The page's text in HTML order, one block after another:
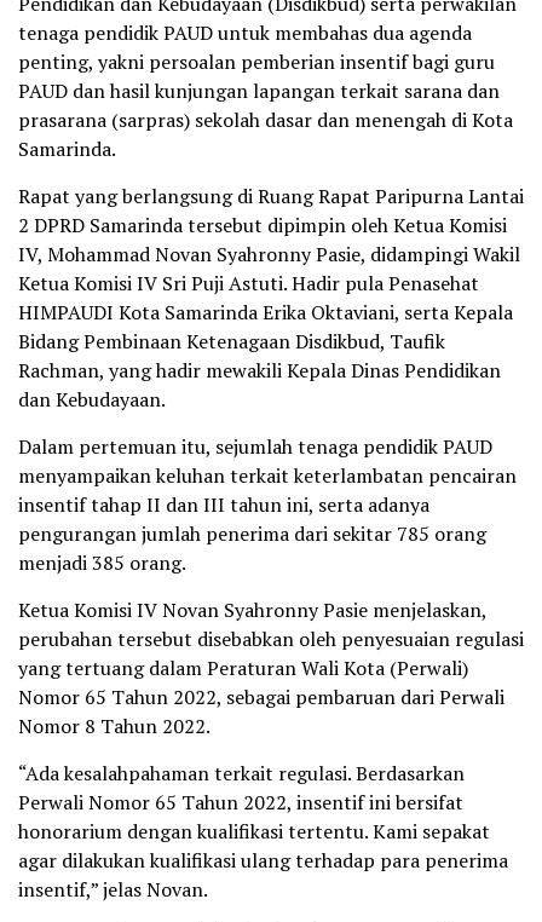
tenaga pendidik PAUD untuk membahas dua agenda
penting, yakni persoalan pemberian insentif bagi guru
PAUD dan hasil kunjungan lapangan terkait sarana dan
prasarana (sarpras) sekolah dasar dan menengah di Kota
Samarinda.
Rapat yang berlangsung di Ruang Rapat Paripurna Lantai
2 DPRD Samarinda tersebut dipimpin oleh Ketua Komisi
IV, Mohammad Novan Syahronny Pasie, didampingi Wakil
Ketua Komisi IV Sri Puji Astuti. Hadir pula Penasehat
HIMPAUDI Kota Samarinda Erika Oktaviani, serta Kepala
Bidang Pembinaan Ketenagaan Disdikbud, Taufik
Rachman, yang hadir mewakili Kepala Dinas Pendidikan
dan Kebudayaan.
Dalam pertemuan itu, sejumlah tenaga pendidik PAUD
menyampaikan keluhan terkait keterlambatan pencairan
insentif tahap II dan III tahun ini, serta adanya
pengurangan jumlah penerima dari sekitar 785 orang
menjadi 385 orang.
Ketua Komisi IV Novan Syahronny Pasie menjelaskan,
perubahan tersebut disebabkan oleh penyesuaian regulasi
yang tertuang dalam Peraturan Wali Kota (Perwali)
Nomor 65 Tahun 2022, sebagai pembaruan dari Perwali
Nomor 8 Tahun 2022.
“Ada kesalahpahaman terkait regulasi. Berdasarkan
Perwali Nomor 65 Tahun 2022, insentif ini bersifat
honorarium dengan kualifikasi tertentu. Kami sepakat
agar dilakukan kualifikasi ulang terhadap para penerima
insentif,” jelas Novan.